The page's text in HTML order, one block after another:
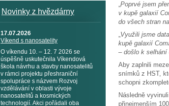
Novinky z hvězdárny
17.07.2026
Víkend s nanosatelity
O víkendu 10. – 12. 7 2026 se
úspěšně uskutečnila Víkendová
škola návrhu a stavby nanosatelitů
v rámci projektu přeshraniční
spolupráce s názvem Rozvoj
vzdělávání v oblasti vývoje
nanosatelitů a kosmických
technologií. Akci pořádali oba
„Poprvé jsem
v kupě galaxií
do všech stran
„Využili jsme
kupě galaxií
– došlo k selhání
Aby zaplnili
snímků z HST,
schopni
Následně
přinejmenším